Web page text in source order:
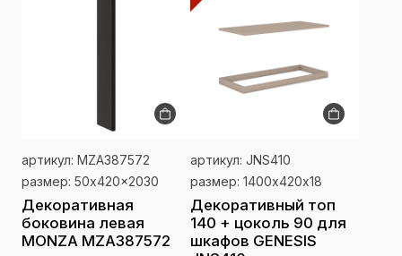
артикул: MZA387572
размер: 50x420x2030
Декоративная
боковина левая
MONZA MZA387572
артикул: JNS410
размер: 1400х420х18
Декоративный топ
140 + цоколь 90 для
шкафов GENESIS